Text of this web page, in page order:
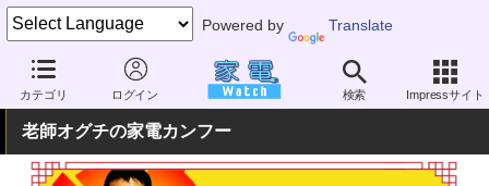
Powered by Translate
カテゴリ ログイン 検索 Impressサイト
家電 Watch その他・家電 時計・文具 文具
老師オグチの家電カンフー